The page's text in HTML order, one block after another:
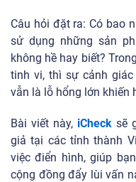
Câu hỏi đặt ra: Có bao
sử dụng những sản
không hề hay biết?
tinh vi, thì sự cảnh
vẫn là lỗ hổng lớn khiến
Bài viết này, iCheck sẽ
giả tại các tỉnh thành
việc điển hình, giúp
cộng đồng đẩy lùi vấn